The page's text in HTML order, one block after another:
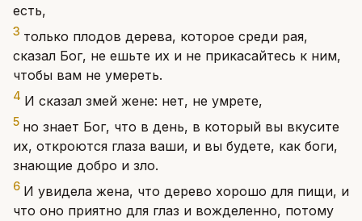
есть,
3 только плодов дерева, которое среди рая,
сказал Бог, не ешьте их и не прикасайтесь к ним,
чтобы вам не умереть.
4 И сказал змей жене: нет, не умрете,
5 но знает Бог, что в день, в который вы вкусите
их, откроются глаза ваши, и вы будете, как боги,
знающие добро и зло.
6 И увидела жена, что дерево хорошо для пищи, и
что оно приятно для глаз и вожделенно, потому